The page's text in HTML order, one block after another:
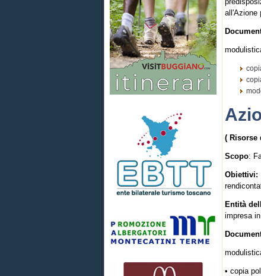
all'Azione
( Risorse
Scopo:
Obiettivi:
Entità
impresa
• copia